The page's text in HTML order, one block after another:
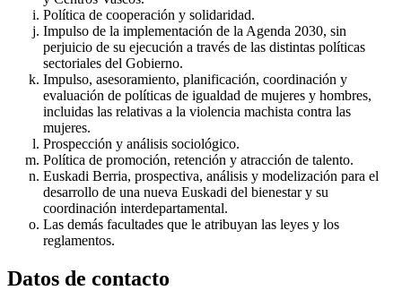
Política de cooperación y solidaridad.
Impulso de la implementación de la Agenda 2030, sin
perjuicio de su ejecución a través de las distintas políticas
sectoriales del Gobierno.
Impulso, asesoramiento, planificación, coordinación y
evaluación de políticas de igualdad de mujeres y hombres,
incluidas las relativas a la violencia machista contra las
mujeres.
Prospección y análisis sociológico.
Política de promoción, retención y atracción de talento.
Euskadi Berria, prospectiva, análisis y modelización para el
desarrollo de una nueva Euskadi del bienestar y su
coordinación interdepartamental.
Las demás facultades que le atribuyan las leyes y los
reglamentos.
Datos de contacto